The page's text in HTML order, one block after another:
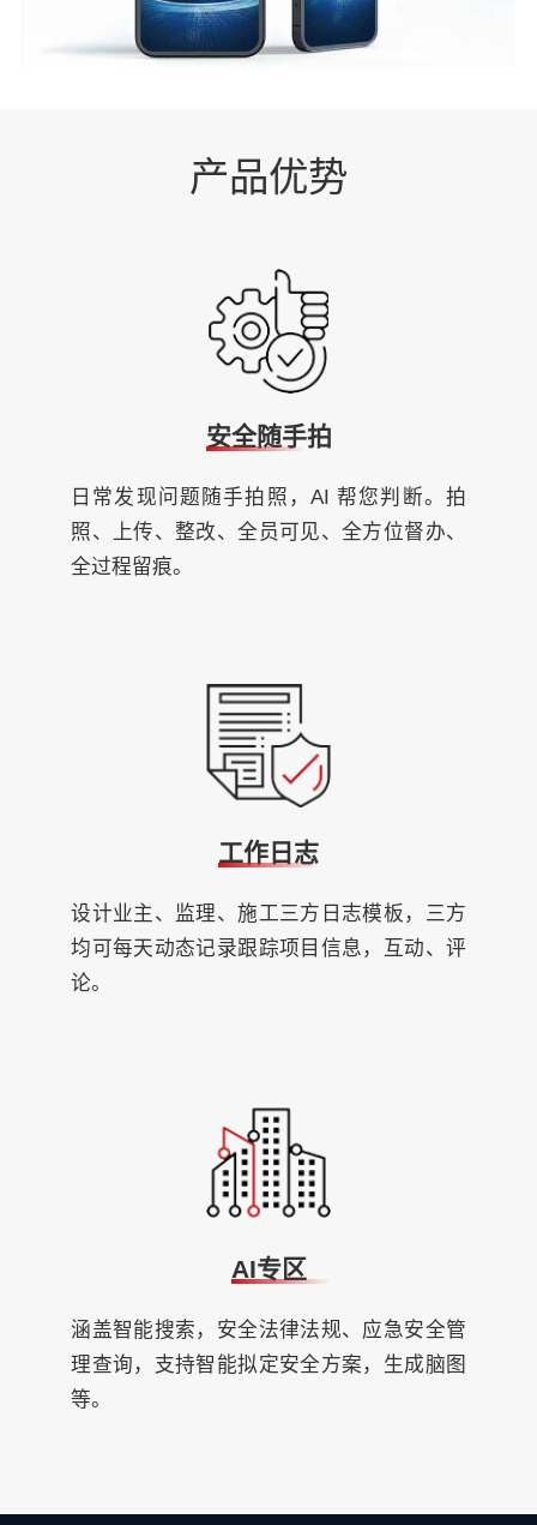
产品优势
安全随手拍
日常发现问题随手拍照，AI 帮您判断。拍
照、上传、整改、全员可见、全方位督办、
全过程留痕。
工作日志
设计业主、监理、施工三方日志模板，三方
均可每天动态记录跟踪项目信息，互动、评
论。
AI专区
涵盖智能搜索，安全法律法规、应急安全管
理查询，支持智能拟定安全方案，生成脑图
等。